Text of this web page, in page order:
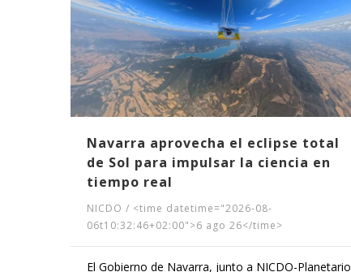
Navarra aprovecha el eclipse total
de Sol para impulsar la ciencia en
tiempo real
NICDO / <time datetime="2026-08-
06t10:32:46+02:00">6 ago 26</time>
El Gobierno de Navarra, junto a NICDO-Planetario